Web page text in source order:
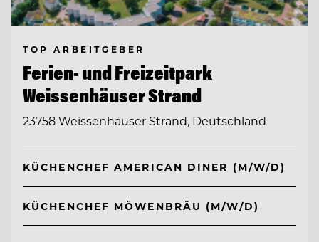
TOP ARBEITGEBER
Ferien- und Freizeitpark
Weissenhäuser Strand
23758 Weissenhäuser Strand, Deutschland
KÜCHENCHEF AMERICAN DINER (M/W/D)
KÜCHENCHEF MÖWENBRÄU (M/W/D)